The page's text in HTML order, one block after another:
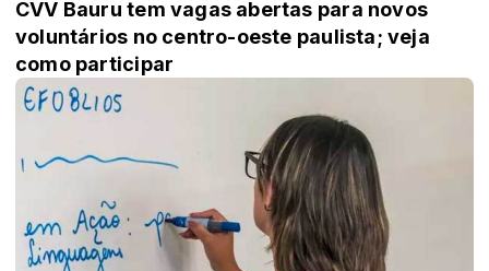
CVV Bauru tem vagas abertas para novos
voluntários no centro-oeste paulista; veja
como participar